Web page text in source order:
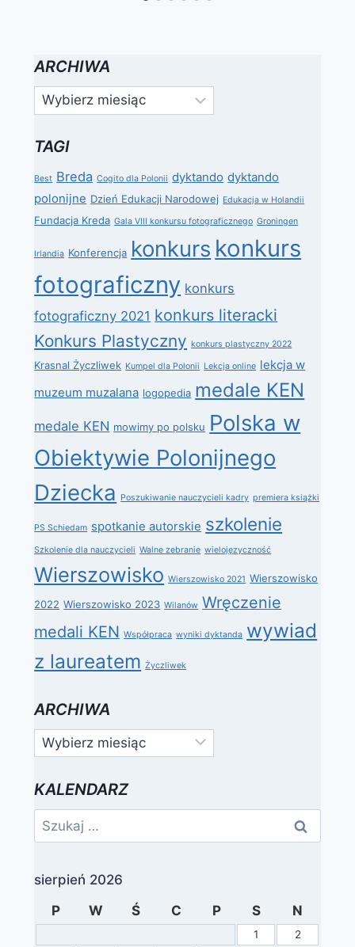
ARCHIWA
Archiwa
TAGI
Best Breda Cogito dla Polonii dyktando dyktando
polonijne Dzień Edukacji Narodowej Edukacja w Holandii
Fundacja Kreda Gala VIII konkursu fotograficznego Groningen
Irlandia Konferencja konkurs konkurs
fotograficzny konkurs
fotograficzny 2021 konkurs literacki
Konkurs Plastyczny konkurs plastyczny 2022
Krasnal Życzliwek Kumpel dla Polonii Lekcja online lekcja w
muzeum muzalana logopedia medale KEN
medale KEN mowimy po polsku Polska w
Obiektywie Polonijnego
Dziecka
Poszukiwanie nauczycieli kadry premiera książki
PS Schiedam spotkanie autorskie szkolenie
Szkolenie dla nauczycieli Walne zebranie wielojęzyczność
Wierszowisko Wierszowisko 2021 Wierszowisko
2022 Wierszowisko 2023 Wilanów Wręczenie
medali KEN Współpraca wyniki dyktanda wywiad
z laureatem Życzliwek
ARCHIWA
Archiwa
KALENDARZ
Szukaj:
sierpień 2026
P
W Ś C P S N
1
2